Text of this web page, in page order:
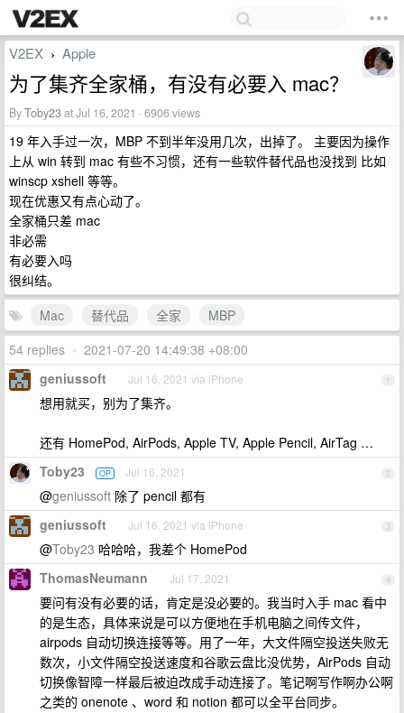
V2EX › Apple
为了集齐全家桶，有没有必要入 mac？
ByToby23at Jul 16, 2021 · 6906 views
19 年入手过一次，MBP 不到半年没用几次，出掉了。 主要因为操作
上从 win 转到 mac 有些不习惯，还有一些软件替代品也没找到 比如
winscp xshell 等等。
现在优惠又有点心动了。
全家桶只差 mac
非必需
有必要入吗
很纠结。
Mac
替代品 全家
MBP
54 replies • 2021-07-20 14:49:38 +08:00
1
geniussoft Jul 16, 2021 via iPhone
想用就买，别为了集齐。
还有 HomePod, AirPods, Apple TV, Apple Pencil, AirTag …
2
Toby23 OP Jul 16, 2021
@geniussoft 除了 pencil 都有
3
geniussoft Jul 16, 2021 via iPhone
@Toby23 哈哈哈，我差个 HomePod
4
ThomasNeumann Jul 17, 2021
要问有没有必要的话，肯定是没必要的。我当时入手 mac 看中
的是生态，具体来说是可以方便地在手机电脑之间传文件，
airpods 自动切换连接等等。用了一年，大文件隔空投送失败无
数次，小文件隔空投送速度和谷歌云盘比没优势，AirPods 自动
切换像智障一样最后被迫改成手动连接了。笔记啊写作啊办公啊
之类的 onenote 、word 和 notion 都可以全平台同步。